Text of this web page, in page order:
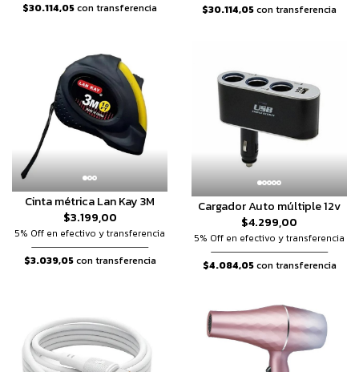
$30.114,05con transferencia
$30.114,05con transferencia
Cinta métrica Lan Kay 3M
$3.199,00
5% Off en efectivo y transferencia
$3.039,05con transferencia
Cargador Auto múltiple 12v
$4.299,00
5% Off en efectivo y transferencia
$4.084,05con transferencia